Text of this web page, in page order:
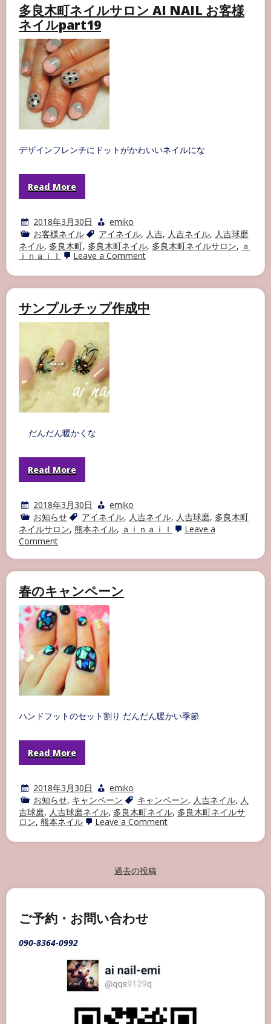
所
の
お
知
ら
せ
☆
多良木町ネイルサロン AI NAIL お客様
ネイルpart19
デザインフレンチにドットがかわいいネイルにな
Read More
2018年3月30日
emiko
お客様ネイル
アイネイル, 人吉, 人吉ネイル, 人吉球磨
ネイル, 多良木町, 多良木町ネイル, 多良木町ネイルサロン, ａ
ｉｎａｉｌ
Leave a Commenton
良
ネ
イ
サンプルチップ作成中
だんだん暖かくな
Read More
2018年3月30日
emiko
お知らせ
アイネイル, 人吉ネイル, 人吉球磨, 多良木町
ネイルサロン, 熊本ネイル, ａｉｎａｉｌ
Leave a
Commenton
ン
プ
チ
ッ
プ
作
成
中
春のキャンペーン
ハンドフットのセット割り だんだん暖かい季節
Read More
2018年3月30日
emiko
お知らせ, キャンペーン キャンペーン, 人吉ネイル, 人
吉球磨, 人吉球磨ネイル, 多良木町ネイル, 多良木町ネイルサ
ロン, 熊本ネイル Leave a Commenton
の
ー
稿
過去の投稿
ご予約・お問い合わせ
090-8364-0992